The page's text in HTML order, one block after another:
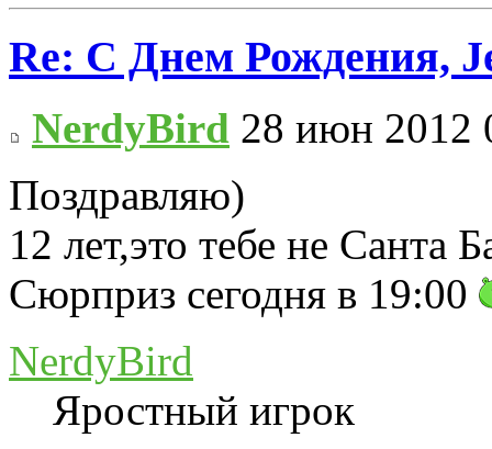
Re: С Днем Рождения,
NerdyBird 28 июн 2012
Поздравляю)
12 лет,это тебе не Санта
Сюрприз сегодня в 19:00
NerdyBird
Яростный игрок